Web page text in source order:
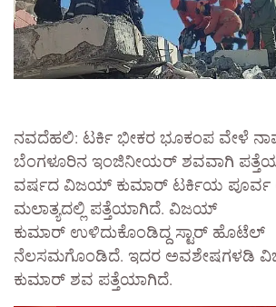
ನವದೆಹಲಿ: ಟರ್ಕಿ ಭೀಕರ ಭೂಕಂಪ ವೇಳೆ
ಬೆಂಗಳೂರಿನ ಇಂಜಿನೀಯರ್ ಶವವಾಗಿ
ವರ್ಷದ ವಿಜಯ್ ಕುಮಾರ್ ಟರ್ಕಿಯ ಪೂರ್ವ
ಮಲಾತ್ಯದಲ್ಲಿ ಪತ್ತೆಯಾಗಿದೆ. ವಿಜಯ್
ಕುಮಾರ್ ಉಳಿದುಕೊಂಡಿದ್ದ ಸ್ಟಾರ್ ಹೊಟೆಲ್
ನೆಲಸಮಗೊಂಡಿದೆ. ಇದರ ಅವಶೇಷಗಳಡಿ
ಕುಮಾರ್ ಶವ ಪತ್ತೆಯಾಗಿದೆ.